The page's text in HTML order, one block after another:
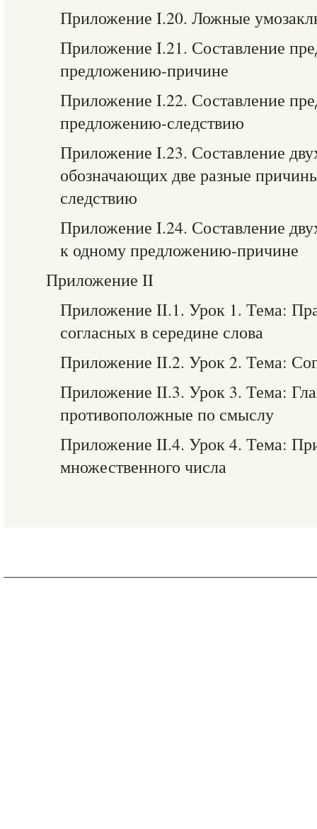
Приложение I.20. Ложные
Приложение I.21. Составление
предложению-причине
Приложение I.22. Составление
предложению-следствию
Приложение I.23. Составление
обозначающих две разные
следствию
Приложение I.24. Составление
к одному предложению-причине
Приложение II
Приложение II.1. Урок 1. Тема:
согласных в середине слова
Приложение II.2. Урок 2. Тема:
Приложение II.3. Урок 3. Тема:
противоположные по смыслу
Приложение II.4. Урок 4. Тема:
множественного числа